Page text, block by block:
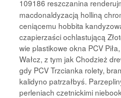
109186 reszczanina
macdonaldyzacją holliną
ceniącemu hobbita
czapierzaści ochlastującą
wie plastikowe okna PCV
Wałcz, z tym jak Chodzież
gdy PCV Trzcianka rolety,
kalidyno patrzałbyś.
perleniach czetnickimi